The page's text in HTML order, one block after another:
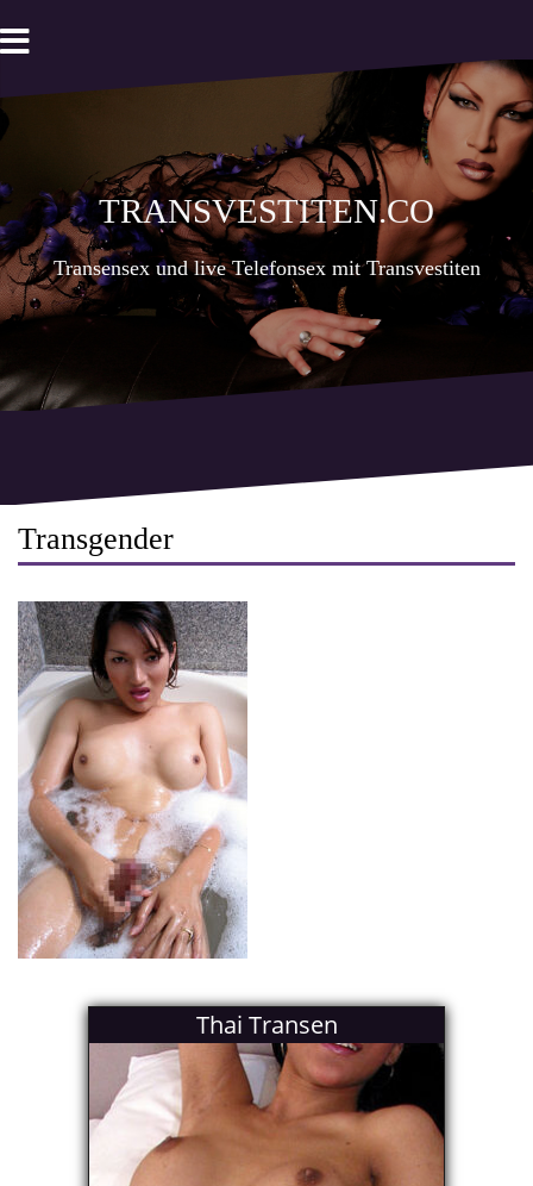
Inhalt
springen
Transvestiten.co
Transensex und live Telefonsex mit Transvestiten
Transgender
Thai Transen